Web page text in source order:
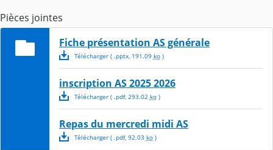
Pièces jointes
Fiche présentation AS générale
Télécharger( .pptx, 191.09 ko)
inscription AS 2025 2026
Télécharger( .pdf, 293.02 ko)
Repas du mercredi midi AS
Télécharger( .pdf, 92.03 ko)